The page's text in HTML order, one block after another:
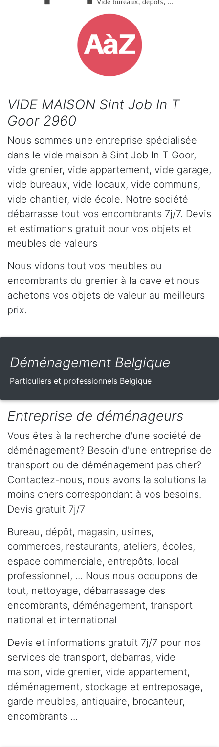
VIDE MAISON Sint Job In T
Goor 2960
Nous sommes une entreprise spécialisée
dans le vide maison à Sint Job In T Goor,
vide grenier, vide appartement, vide garage,
vide bureaux, vide locaux, vide communs,
vide chantier, vide école. Notre société
débarrasse tout vos encombrants 7j/7. Devis
et estimations gratuit pour vos objets et
meubles de valeurs
Nous vidons tout vos meubles ou
encombrants du grenier à la cave et nous
achetons vos objets de valeur au meilleurs
prix.
Déménagement Belgique
Particuliers et professionnels Belgique
Entreprise de déménageurs
Vous êtes à la recherche d'une société de
déménagement? Besoin d'une entreprise de
transport ou de déménagement pas cher?
Contactez-nous, nous avons la solutions la
moins chers correspondant à vos besoins.
Devis gratuit 7j/7
Bureau, dépôt, magasin, usines,
commerces, restaurants, ateliers, écoles,
espace commerciale, entrepôts, local
professionnel, ... Nous nous occupons de
tout, nettoyage, débarrassage des
encombrants, déménagement, transport
national et international
Devis et informations gratuit 7j/7 pour nos
services de transport, debarras, vide
maison, vide grenier, vide appartement,
déménagement, stockage et entreposage,
garde meubles, antiquaire, brocanteur,
encombrants ...